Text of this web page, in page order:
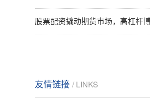
股票配资撬动期货市场，高杠杆
友情链接 / LINKS